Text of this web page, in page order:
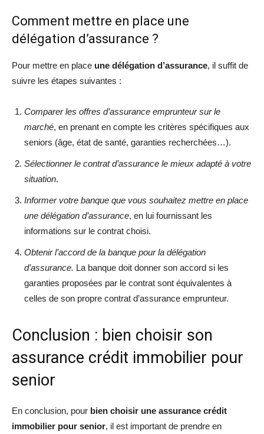
Comment mettre en place une
délégation d’assurance ?
Pour mettre en place une délégation d’assurance, il suffit de
suivre les étapes suivantes :
Comparer les offres d’assurance emprunteur sur le
marché, en prenant en compte les critères spécifiques aux
seniors (âge, état de santé, garanties recherchées…).
Sélectionner le contrat d’assurance le mieux adapté à votre
situation.
Informer votre banque que vous souhaitez mettre en place
une délégation d’assurance, en lui fournissant les
informations sur le contrat choisi.
Obtenir l’accord de la banque pour la délégation
d’assurance. La banque doit donner son accord si les
garanties proposées par le contrat sont équivalentes à
celles de son propre contrat d’assurance emprunteur.
Conclusion : bien choisir son
assurance crédit immobilier pour
senior
En conclusion, pour bien choisir une assurance crédit
immobilier pour senior, il est important de prendre en